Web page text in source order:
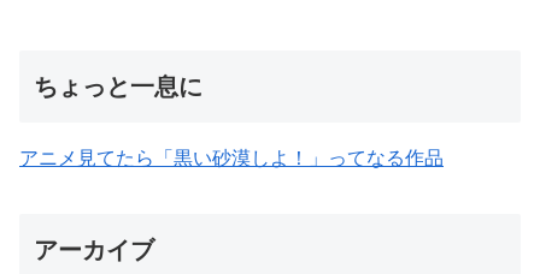
ちょっと一息に
アニメ見てたら「黒い砂漠しよ！」ってなる作品
アーカイブ